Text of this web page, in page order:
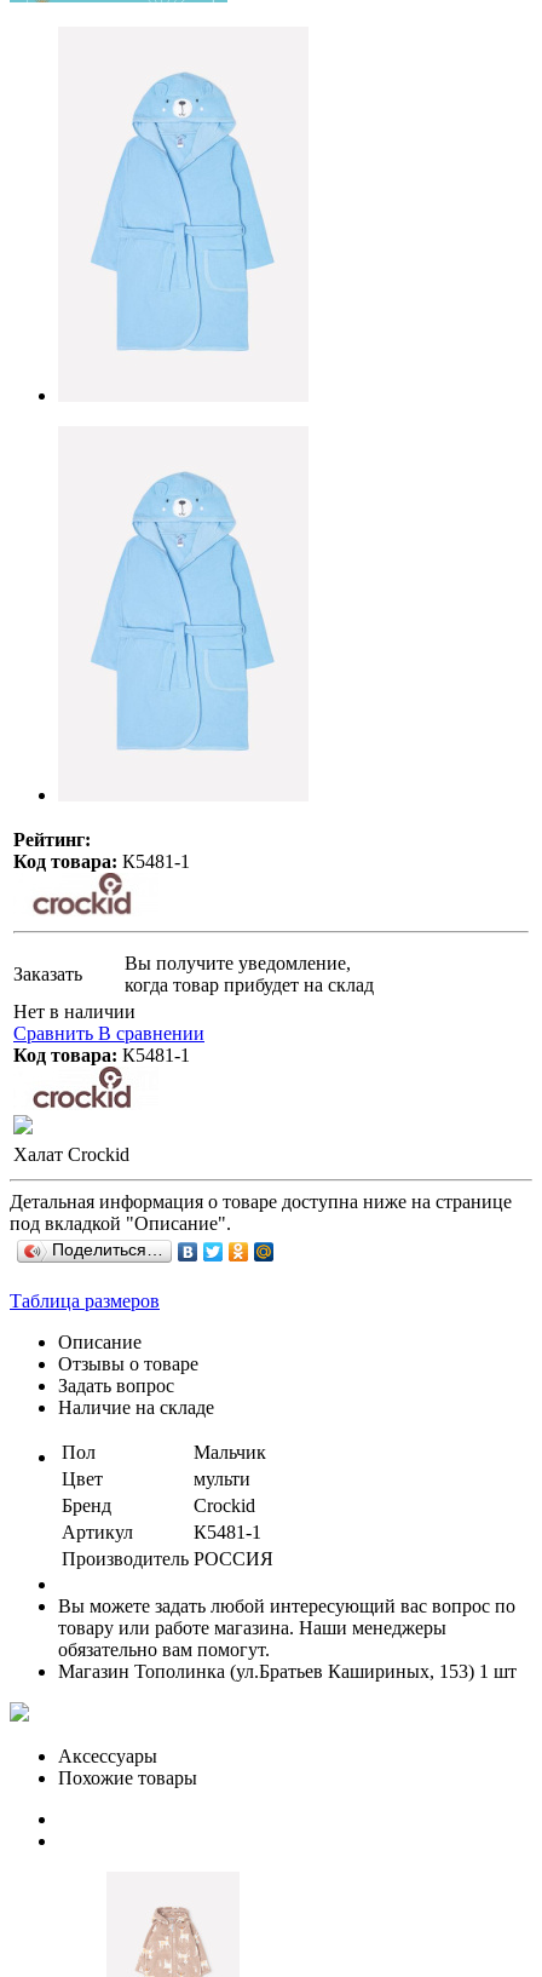
Рейтинг:
Код товара: К5481-1
Заказать
Вы получите уведомление,
когда товар прибудет на склад
Нет в наличии
Сравнить В сравнении
Код товара: К5481-1
Халат Crockid
Детальная информация о товаре доступна ниже на странице
под вкладкой "Описание".
Поделиться…
Таблица размеров
Описание
Отзывы о товаре
Задать вопрос
Наличие на складе
Пол
Мальчик
Цвет
мульти
Бренд
Crockid
Артикул
К5481-1
Производитель РОССИЯ
Вы можете задать любой интересующий вас вопрос по
товару или работе магазина. Наши менеджеры
обязательно вам помогут.
Магазин Тополинка (ул.Братьев Кашириных, 153) 1 шт
Аксессуары
Похожие товары